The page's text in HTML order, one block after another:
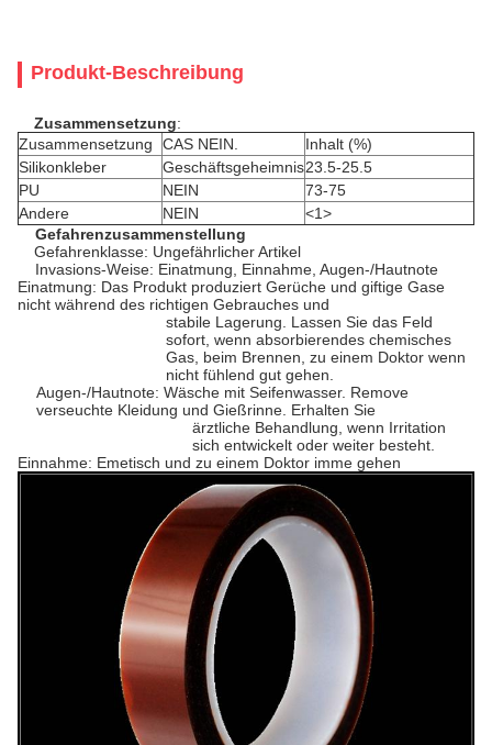
Produkt-Beschreibung
Zusammensetzung:
Zusammensetzung
CAS NEIN.
Inhalt (%)
Silikonkleber
Geschäftsgeheimnis23.5-25.5
PU
NEIN
73-75
Andere
NEIN
<1>
Gefahrenzusammenstellung
Gefahrenklasse: Ungefährlicher Artikel
Invasions-Weise: Einatmung, Einnahme, Augen-/Hautnote
Einatmung: Das Produkt produziert Gerüche und giftige Gase
nicht während des richtigen Gebrauches und
stabile Lagerung. Lassen Sie das Feld
sofort, wenn absorbierendes chemisches
Gas, beim Brennen, zu einem Doktor wenn
nicht fühlend gut gehen.
Augen-/Hautnote: Wäsche mit Seifenwasser. Remove
verseuchte Kleidung und Gießrinne. Erhalten Sie
ärztliche Behandlung, wenn Irritation
sich entwickelt oder weiter besteht.
Einnahme: Emetisch und zu einem Doktor imme gehen